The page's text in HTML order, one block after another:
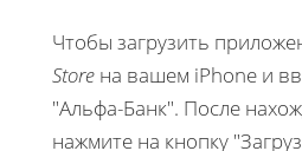
Чтобы загрузить
Store на вашем iPhone и
"Альфа-Банк". После
нажмите на кнопку